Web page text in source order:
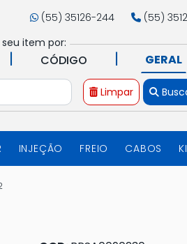
(55) 35126-244
(55)
item por:
| CÓDIGO | GERAL
Limpar
INJEÇÃO FREIO CABOS